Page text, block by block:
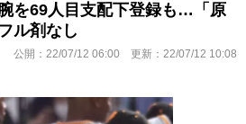
を69人目支配下登録も…「原
ル剤なし
公開： 22/07/12 06:00 更新： 22/07/12 10:08